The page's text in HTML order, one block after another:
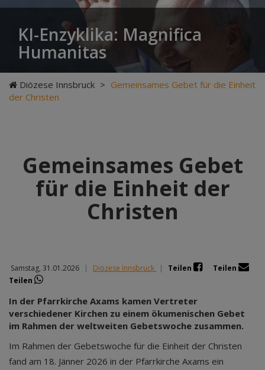
KI-Enzyklika: Magnifica
Humanitas
Diözese Innsbruck > Gemeinsames Gebet für die Einheit
der Christen
Gemeinsames Gebet
für die Einheit der
Christen
Samstag, 31.01.2026 | Diözese Innsbruck | Teilen
Teilen
Teilen
In der Pfarrkirche Axams kamen Vertreter
verschiedener Kirchen zu einem ökumenischen Gebet
im Rahmen der weltweiten Gebetswoche zusammen.
Im Rahmen der Gebetswoche für die Einheit der Christen
fand am 18. Jänner 2026 in der Pfarrkirche Axams ein